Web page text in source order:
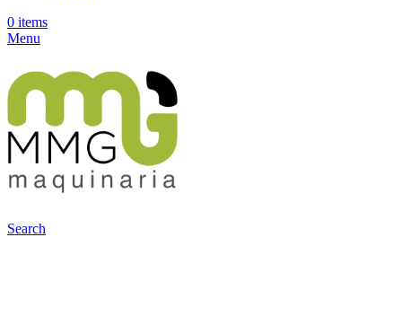
0 items
Menu
Search